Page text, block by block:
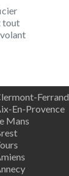
tout
Ferrand
En-Provence
Mans